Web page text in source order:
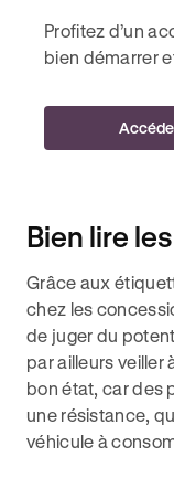
Profitez d’un
bien démarrer
Bien lire
Grâce aux
chez les
de juger du
par ailleurs veiller
bon état, car des
une résistance,
véhicule à